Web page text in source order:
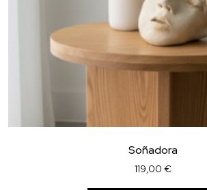
Soñadora
119,00 €